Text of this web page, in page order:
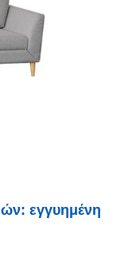
εγγυημένη